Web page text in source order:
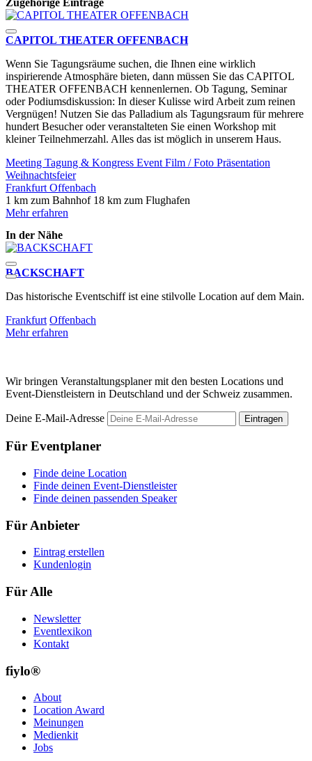
Zugehörige Einträge
CAPITOL THEATER OFFENBACH
Wenn Sie Tagungsräume suchen, die Ihnen eine wirklich
inspirierende Atmosphäre bieten, dann müssen Sie das CAPITOL
THEATER OFFENBACH kennenlernen. Ob Tagung, Seminar
oder Podiumsdiskussion: In dieser Kulisse wird Arbeit zum reinen
Vergnügen! Nutzen Sie das Palladium als Tagungsraum für mehrere
hundert Besucher oder veranstalteten Sie einen Workshop mit
kleiner Teilnehmerzahl. Alles das ist möglich in unserem Haus.
Meeting Tagung & Kongress Event Film / Foto Präsentation
Weihnachtsfeier
Frankfurt Offenbach
1 km zum Bahnhof 18 km zum Flughafen
Mehr erfahren
In der Nähe
BACKSCHAFT
Das historische Eventschiff ist eine stilvolle Location auf dem Main.
Frankfurt Offenbach
Mehr erfahren
Wir bringen Veranstaltungsplaner mit den besten Locations und
Event-Dienstleistern in Deutschland und der Schweiz zusammen.
Deine E-Mail-Adresse Eintragen
Für Eventplaner
Finde deine Location
Finde deinen Event-Dienstleister
Finde deinen passenden Speaker
Für Anbieter
Eintrag erstellen
Kundenlogin
Für Alle
Newsletter
Eventlexikon
Kontakt
fiylo®
About
Location Award
Meinungen
Medienkit
Jobs